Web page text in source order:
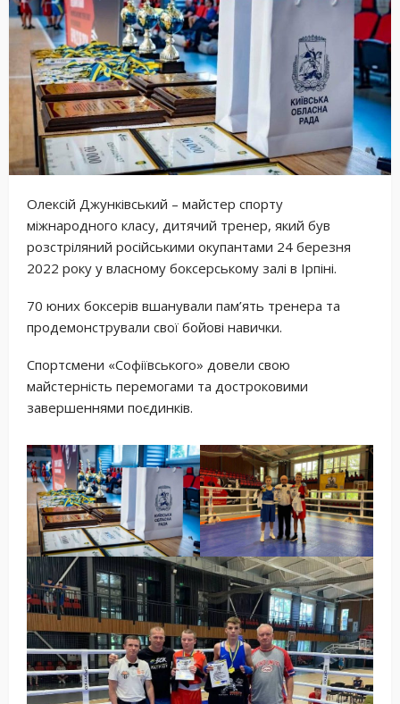
Олексій Джунківський – майстер спорту
міжнародного класу, дитячий тренер, який був
розстріляний російськими окупантами 24 березня
2022 року у власному боксерському залі в Ірпіні.
70 юних боксерів вшанували пам’ять тренера та
продемонстрували свої бойові навички.
Спортсмени «Софіївського» довели свою
майстерність перемогами та достроковими
завершеннями поєдинків.